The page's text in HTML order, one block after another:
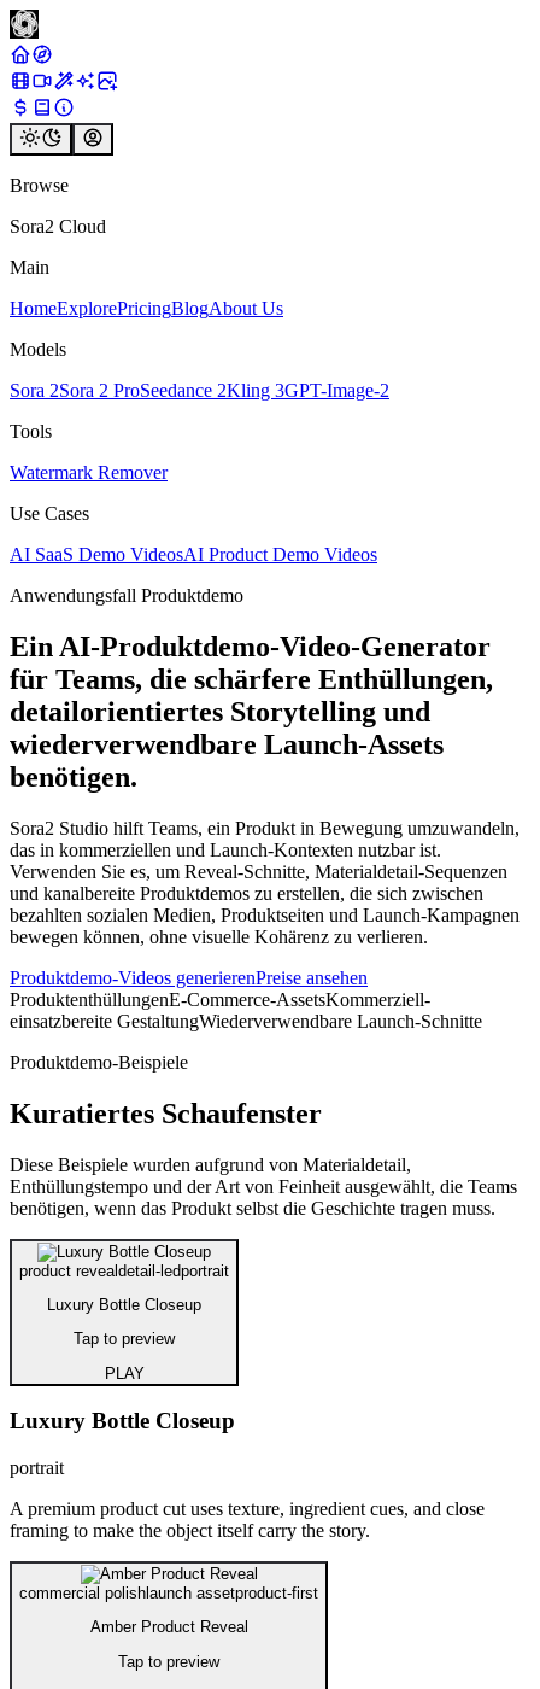
Browse
Sora2 Cloud
Main
HomeExplorePricingBlogAbout Us
Models
Sora 2Sora 2 ProSeedance 2Kling 3GPT-Image-2
Tools
Watermark Remover
Use Cases
AI SaaS Demo VideosAI Product Demo Videos
Anwendungsfall Produktdemo
Ein AI-Produktdemo-Video-Generator
für Teams, die schärfere Enthüllungen,
detailorientiertes Storytelling und
wiederverwendbare Launch-Assets
benötigen.
Sora2 Studio hilft Teams, ein Produkt in Bewegung umzuwandeln,
das in kommerziellen und Launch-Kontexten nutzbar ist.
Verwenden Sie es, um Reveal-Schnitte, Materialdetail-Sequenzen
und kanalbereite Produktdemos zu erstellen, die sich zwischen
bezahlten sozialen Medien, Produktseiten und Launch-Kampagnen
bewegen können, ohne visuelle Kohärenz zu verlieren.
Produktdemo-Videos generierenPreise ansehen
ProduktenthüllungenE-Commerce-AssetsKommerziell-
einsatzbereite GestaltungWiederverwendbare Launch-Schnitte
Produktdemo-Beispiele
Kuratiertes Schaufenster
Diese Beispiele wurden aufgrund von Materialdetail,
Enthüllungstempo und der Art von Feinheit ausgewählt, die Teams
benötigen, wenn das Produkt selbst die Geschichte tragen muss.
product revealdetail-ledportrait
Luxury Bottle Closeup
Tap to preview
PLAY
Luxury Bottle Closeup
portrait
A premium product cut uses texture, ingredient cues, and close
framing to make the object itself carry the story.
commercial polish launch assetproduct-first
Amber Product Reveal
Tap to preview